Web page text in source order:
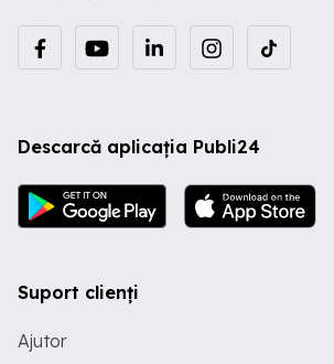
Descarcă aplicația Publi24
Suport clienți
Ajutor